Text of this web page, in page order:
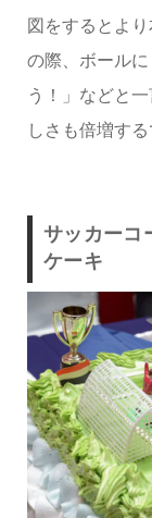
図をするとよ
の際、ボール
う！」などと
しさも倍増する
サッカーコ
ケーキ